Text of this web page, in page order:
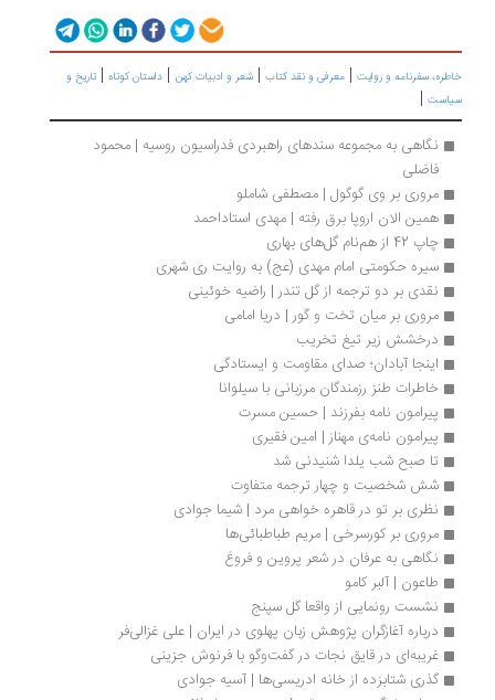
سفرنامه‌ و روایت|معرفی و نقد کتاب|شعر و ادبیات کهن|داستان کوتاه|تاریخ و
مروری بر وی گوگول | مصطفی شاملو
همین الان اروپا برق رفته | مهدی استاداحمد
چاپ 42 از هم‌نام گل‌های بهاری
سیره حکومتی امام مهدی (عج) به روایت ری شهری
نقدی بر دو ترجمه از گل تندر | راضیه خوئینی
مروری بر میان تخت و گور | دریا امامی
درخشش زیر تیغ تخریب
اینجا آبادان؛ صدای مقاومت و ایستادگی
خاطرات طنز رزمندگان مرزبانی با سیلوانا
پیرامون نامه بفرزند | حسین مسرت
پیرامون نامه‌ی مهناز | امین فقیری
تا صبح شب یلدا شنیدنی شد
شش شخصیت و چهار ترجمه متفاوت
نظری بر تو در قاهره خواهی مرد | شیما جوادی
مروری بر کورسرخی | مریم طباطبائی‌ها
نگاهی به عرفان در شعر پروین و فروغ
طاعون | آلبر کامو
نشست رونمایی از واقعا گل سپنج
درباره آغازگران پژوهش زبان پهلوی در ایران | علی غزالی‌فر
غریبه‌ای در قایق نجات در گفت‌وگو با فرنوش جزینی
گذری شتابزده از خانه ادریسی‌ها | آسیه جوادی